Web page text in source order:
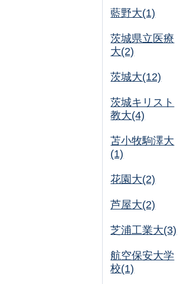
藍野大(1)
茨城県立医療
大(2)
茨城大(12)
茨城キリスト
教大(4)
苫小牧駒澤大
(1)
花園大(2)
芦屋大(2)
芝浦工業大(3)
航空保安大学
校(1)